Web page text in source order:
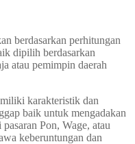
berdasarkan perhitungan
dipilih berdasarkan
atau pemimpin daerah
karakteristik dan
baik untuk mengadakan
Pon, Wage, atau
keberuntungan dan